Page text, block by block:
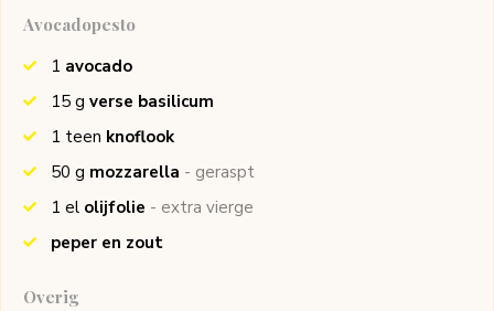
Avocadopesto
1 avocado
15 g verse basilicum
1 teen knoflook
50 g mozzarella - geraspt
1 el olijfolie - extra vierge
peper en zout
Overig